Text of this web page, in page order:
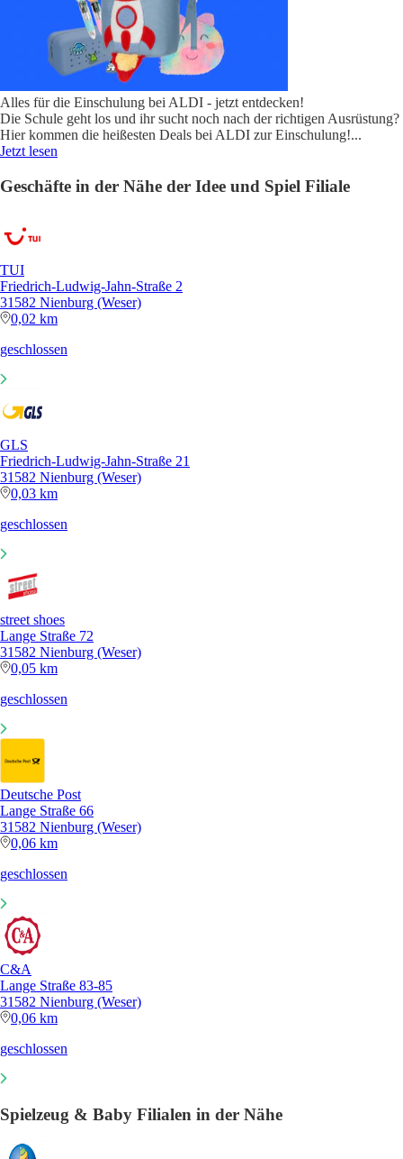
Alles für die Einschulung bei ALDI - jetzt entdecken!
Die Schule geht los und ihr sucht noch nach der richtigen Ausrüstung?
Hier kommen die heißesten Deals bei ALDI zur Einschulung!...
Jetzt lesen
Geschäfte in der Nähe der Idee und Spiel Filiale
TUI
Friedrich-Ludwig-Jahn-Straße 2
31582 Nienburg (Weser)
0,02 km
geschlossen
GLS
Friedrich-Ludwig-Jahn-Straße 21
31582 Nienburg (Weser)
0,03 km
geschlossen
street shoes
Lange Straße 72
31582 Nienburg (Weser)
0,05 km
geschlossen
Deutsche Post
Lange Straße 66
31582 Nienburg (Weser)
0,06 km
geschlossen
C&A
Lange Straße 83-85
31582 Nienburg (Weser)
0,06 km
geschlossen
Spielzeug & Baby Filialen in der Nähe